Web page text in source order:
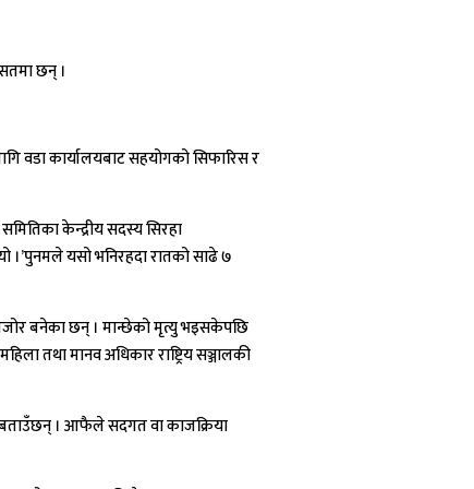
छन् ।
वडा कार्यालयबाट सहयोगको सिफारिस र
केन्द्रीय सदस्य सिरहा
।’पुनमले यसो भनिरहदा रातको साढे ७
बनेका छन् । मान्छेको मृत्यु भइसकेपछि
तथा मानव अधिकार राष्ट्रिय सञ्जालकी
बताउँछन् । आफैले सदगत वा काजक्रिया